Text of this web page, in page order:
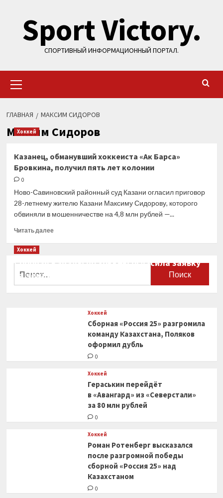
содержимому
Sport Victory.
СПОРТИВНЫЙ ИНФОРМАЦИОННЫЙ ПОРТАЛ.
меню
ГЛАВНАЯ МАКСИМ СИДОРОВ
Максим Сидоров
Хоккей
Казанец, обманувший хоккеиста «Ак Барса»
Бровкина, получил пять лет колонии
0
Ново-Савиновский районный суд Казани огласил приговор
28-летнему жителю Казани Максиму Сидорову, которого
обвиняли в мошенничестве на 4,8 млн рублей —...
Читать далееПрочитать
«Ак
Хоккей
Сборная Канады по хоккею огласила заявку
на чемпионат мира
Хоккей
Сборная «Россия 25» разгромила
команду Казахстана, Поляков
оформил дубль
0
Хоккей
Гераськин перейдёт
в «Авангард» из «Северстали»
за 80 млн рублей
0
Хоккей
Роман Ротенберг высказался
после разгромной победы
сборной «Россия 25» над
Казахстаном
0